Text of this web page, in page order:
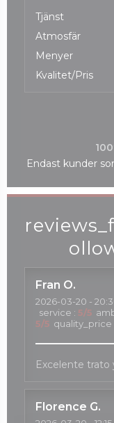
Fran O
2026-03-20 -
service : 5/5
5/5 quality_price
Excelente trato
Florence G
Tjänst
Atmosfär
Menyer
Kvalitet/Pris
Endast kunder